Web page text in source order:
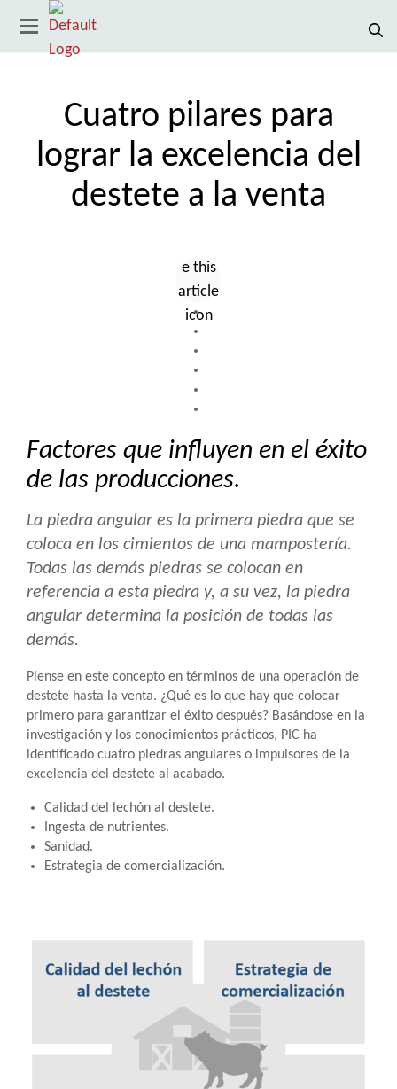
Cuatro pilares para
lograr la excelencia del
destete a la venta
Factores que influyen en el éxito
de las producciones.
La piedra angular es la primera piedra que se
coloca en los cimientos de una mampostería.
Todas las demás piedras se colocan en
referencia a esta piedra y, a su vez, la piedra
angular determina la posición de todas las
demás.
Piense en este concepto en términos de una operación de
destete hasta la venta. ¿Qué es lo que hay que colocar
primero para garantizar el éxito después? Basándose en la
investigación y los conocimientos prácticos, PIC ha
identificado cuatro piedras angulares o impulsores de la
excelencia del destete al acabado.
Calidad del lechón al destete.
Ingesta de nutrientes.
Sanidad.
Estrategia de comercialización.